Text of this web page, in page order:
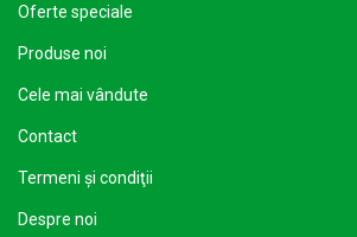
Oferte speciale
Produse noi
Cele mai vândute
Contact
Termeni şi condiţii
Despre noi